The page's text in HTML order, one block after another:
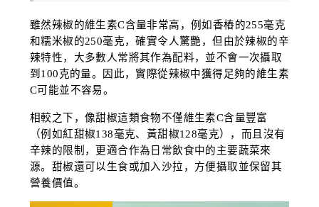
雖然辣椒的維生素C含量非常高，例如香樁的255毫克
和糯米椒的250毫克，確實令人驚艷，但由於辣椒的辛
辣特性，大多數人常將其作為配料，並不會一次攝取
到100克的量。因此，實際從辣椒中獲得足夠的維生素
C可能並不容易。
相較之下，像甜椒這類食物不僅維生素C含量豐富
（例如紅甜椒138毫克、黃甜椒128毫克），而且沒有
辛辣的限制，更適合作為日常飲食中的主要蔬菜來
源。甜椒還可以生食或加入沙拉，方便攝取並保留其
營養價值。